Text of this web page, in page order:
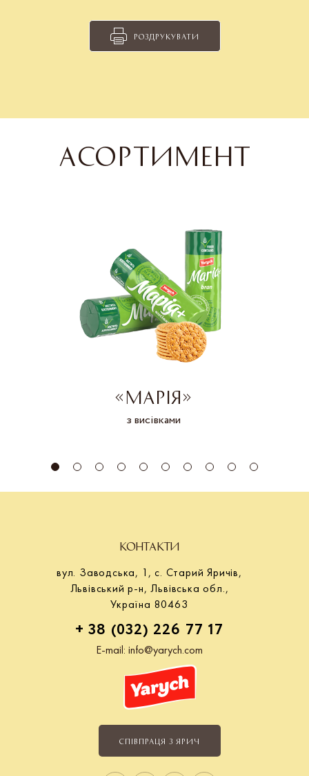
РОЗДРУКУВАТИ
АСОРТИМЕНТ
«МАРІЯ»
з висівками
КОНТАКТИ
вул. Заводська, 1, с. Старий Яричів,
Львівський р-н, Львівська обл.,
Україна 80463
+ 38 (032) 226 77 17
E-mail: info@yarych.com
СПІВПРАЦЯ З ЯРИЧ